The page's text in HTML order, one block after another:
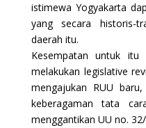
istimewa Yogyakarta
yang secara historis-
daerah itu.
Kesempatan untuk itu
melakukan legislative
mengajukan RUU
keberagaman tata
menggantikan UU no.